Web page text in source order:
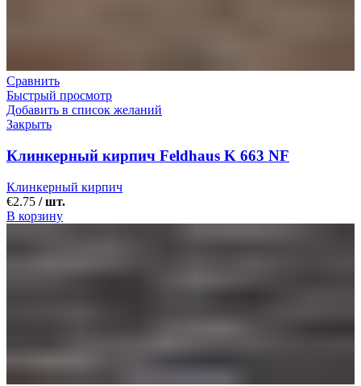
Сравнить
Быстрый просмотр
Добавить в список желаний
Закрыть
Клинкерный кирпич Feldhaus K 663 NF
Клинкерный кирпич
€2.75 / шт.
В корзину